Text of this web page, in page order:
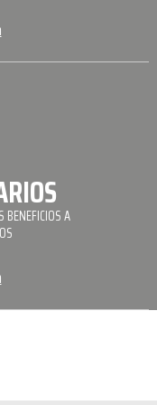
BENEFICIOS A